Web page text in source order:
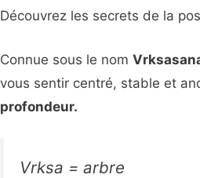
Découvrez les secrets de la
Connue sous le nom
vous sentir centré, stable et
profondeur.
Vrksa = arbre